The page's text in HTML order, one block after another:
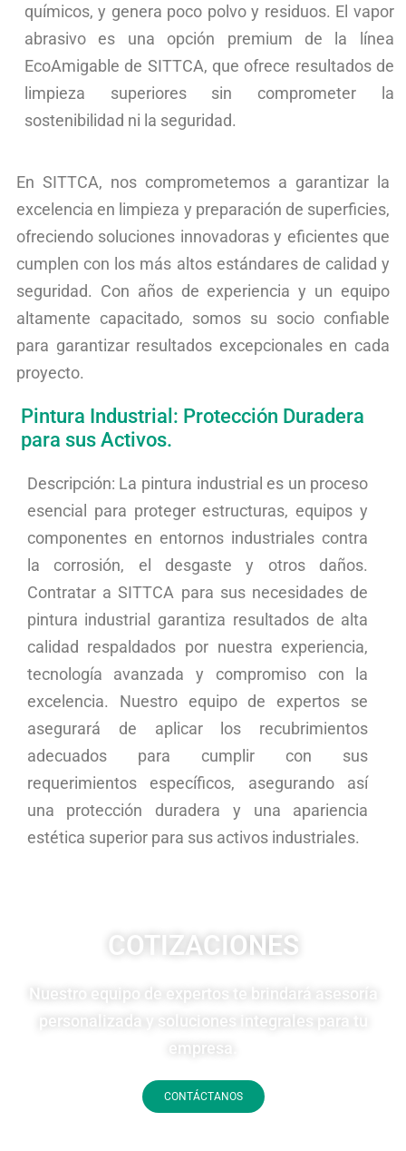
químicos, y genera poco polvo y residuos. El vapor
abrasivo es una opción premium de la línea
EcoAmigable de SITTCA, que ofrece resultados de
limpieza superiores sin comprometer la
sostenibilidad ni la seguridad.
En SITTCA, nos comprometemos a garantizar la
excelencia en limpieza y preparación de superficies,
ofreciendo soluciones innovadoras y eficientes que
cumplen con los más altos estándares de calidad y
seguridad. Con años de experiencia y un equipo
altamente capacitado, somos su socio confiable
para garantizar resultados excepcionales en cada
proyecto.
Pintura Industrial: Protección Duradera
para sus Activos.
Descripción: La pintura industrial es un proceso
esencial para proteger estructuras, equipos y
componentes en entornos industriales contra
la corrosión, el desgaste y otros daños.
Contratar a SITTCA para sus necesidades de
pintura industrial garantiza resultados de alta
calidad respaldados por nuestra experiencia,
tecnología avanzada y compromiso con la
excelencia. Nuestro equipo de expertos se
asegurará de aplicar los recubrimientos
adecuados para cumplir con sus
requerimientos específicos, asegurando así
una protección duradera y una apariencia
estética superior para sus activos industriales.
COTIZACIONES
Nuestro equipo de expertos te brindará asesoría
personalizada y soluciones integrales para tu
empresa.
CONTÁCTANOS